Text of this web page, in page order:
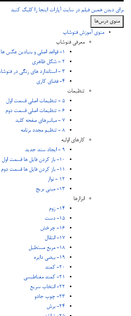
برای دیدن همین فیلم در سایت آپارات اینجا را کلیک کنید
منوی درس‌ها
منوی آموزش فتوشاپ
معرفی فتوشاپ
1- قواعد اصلی و بنیادین عکس ها
2 - شکل ظاهری
3 - استاندارد های رنگی در فتوشاپ
4- فضای کاری
تنظیمات
5 - تنظیمات اصلی قسمت اول
6 - تنظیمات اصلی قسمت دوم
7 - میانبرهای صفحه کلید
8 - تنظیم مجدد برنامه
کارهای اولیه
9 - ایجاد سند جدید
10- باز کردن فایل ها قسمت اول
11- باز کردن فایل ها قسمت دوم
12 - نوار
13- مینی بریج
ابزارها
14- زوم
15- دست
16- چرخش
17- انتقال
18- مربع مستطیل
19- بیضی دایره
20- کمند
21- کمند مغناطیسی
22- انتخاب سریع
23- چوب جادو
24- برش